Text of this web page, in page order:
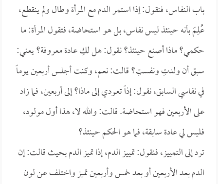
باب النفاس، فنقول: إذا استمر الدم مع المرأة وطال ولم ينقطع،
عُلِمَ بأنه حينئذ ليس نفاس، بل هو استحاضة، فتقول المرأة: ما
حكمي؟ ماذا أصنع حينئذ؟ نقول: هل لكِ عادة معروفة؟ يعني:
سبق أن ولدتِ ونفستِ؟ قالت: نعم، وكنت أجلس أربعين يوماً
في نفاسي السابق، نقول: إذاً تعودي إلى ماذا؟ إلى أربعين، فما زاد
على الأربعين فهو استحاضة. قالت: والله لا، هذا أول مولود،
فليس لي عادة سابقة، فما هو الحكم حينئذ؟
ترد إلى التمييز، فنقول: تمييز الدم، إذا تميز الدم بحيث قالت: إن
الدم بعد الأربعين أو بعد خمس وأربعين تميز واختلف عن لون